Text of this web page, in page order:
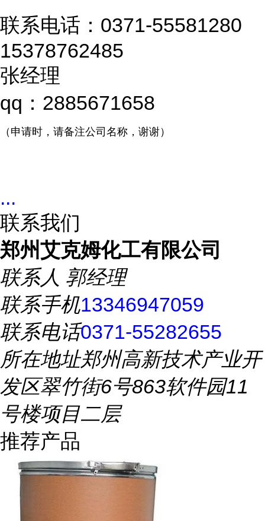
联系电话：0371-55581280
15378762485
张经理
qq：2885671658
（申请时，请备注公司名称，谢谢）
...
联系我们
郑州艾克姆化工有限公司
联系人 郭经理
联系手机13346947059
联系电话0371-55282655
所在地址郑州高新技术产业开
发区翠竹街6号863软件园11
号楼项目二层
推荐产品